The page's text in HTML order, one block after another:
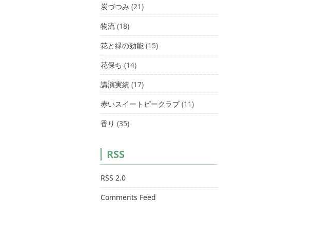
炭づつみ (21)
物流 (18)
花と緑の効能 (15)
花保ち (14)
講演実績 (17)
赤いスイートピークラブ (11)
香り (35)
RSS
RSS 2.0
Comments Feed